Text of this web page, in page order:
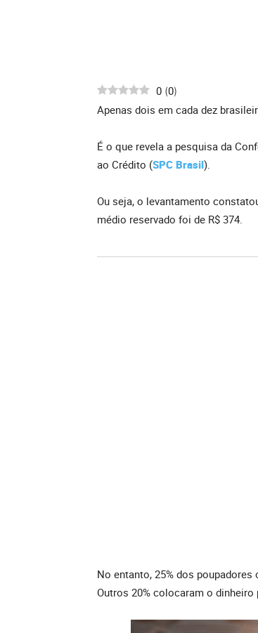
0 (0)
Apenas dois em cada dez
É o que revela a pesquisa da
ao Crédito (SPC Brasil).
Ou seja, o levantamento
médio reservado foi de R$ 374.
No entanto, 25% dos
Outros 20% colocaram o dinheiro